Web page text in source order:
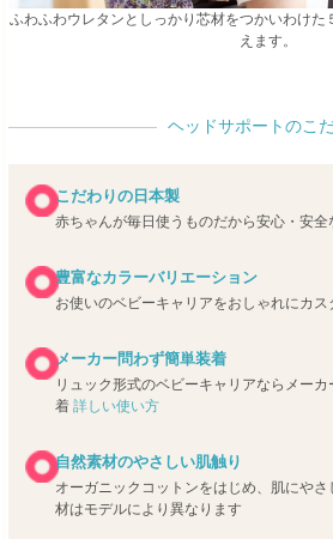
ふわふわウレタンとしっかり芯材をつかいわけた
えます。
ヘッドサポートのこ
こだわりの日本製
赤ちゃんが毎日使うものだから安心・安
豊富なカラーバリエーション
お使いのベビーキャリアをおしゃれにカス
メーカー問わず簡単装着
リュック形式のベビーキャリアならメー
着 詳しい使い方
自然素材のやさしい肌触り
オーガニックコットンをはじめ、肌にや
材はモデルにより異なります